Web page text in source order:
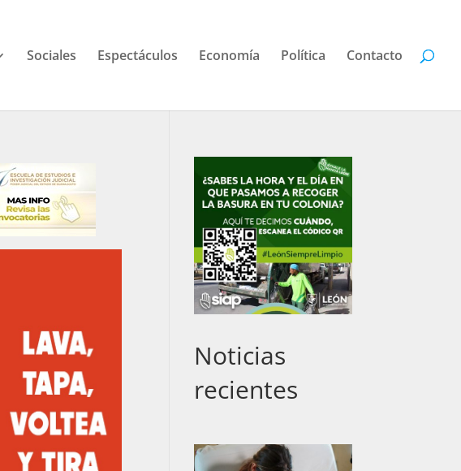
Sociales Espectáculos Economía Política Contacto
Noticias
recientes